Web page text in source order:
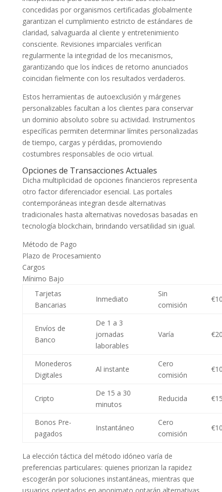
concedidas por organismos certificadas globalmente
garantizan el cumplimiento estricto de estándares de
claridad, salvaguarda al cliente y entretenimiento
consciente. Revisiones imparciales verifican
regularmente la integridad de los mecanismos,
garantizando que los índices de retorno anunciados
coincidan fielmente con los resultados verdaderos.
Estos herramientas de autoexclusión y márgenes
personalizables facultan a los clientes para conservar
un dominio absoluto sobre su actividad. Instrumentos
específicas permiten determinar límites personalizadas
de tiempo, cargas y pérdidas, promoviendo
costumbres responsables de ocio virtual.
Opciones de Transacciones Actuales
Dicha multiplicidad de opciones financieros representa
otro factor diferenciador esencial. Las portales
contemporáneas integran desde alternativas
tradicionales hasta alternativas novedosas basadas en
tecnología blockchain, brindando versatilidad sin igual.
Método de Pago
Plazo de Procesamiento
Cargos
Mínimo Bajo
Tarjetas
Bancarias
Inmediato
Sin
comisión
Envíos de
Banco
De 1 a 3
jornadas
laborables
Varía
Monederos
Digitales
Al instante
Cero
comisión
Cripto
De 15 a 30
minutos
Reducida
Bonos Pre-
pagados
Instantáneo
Cero
comisión
La elección táctica del método idóneo varía de
preferencias particulares: quienes priorizan la rapidez
escogerán por soluciones instantáneas, mientras que